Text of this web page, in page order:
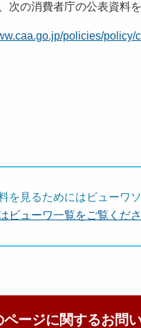
次の消費者庁の公表資料を
policies/
を見るためにはビューワ
ビューワ一覧をご覧くださ
ページに関するお問